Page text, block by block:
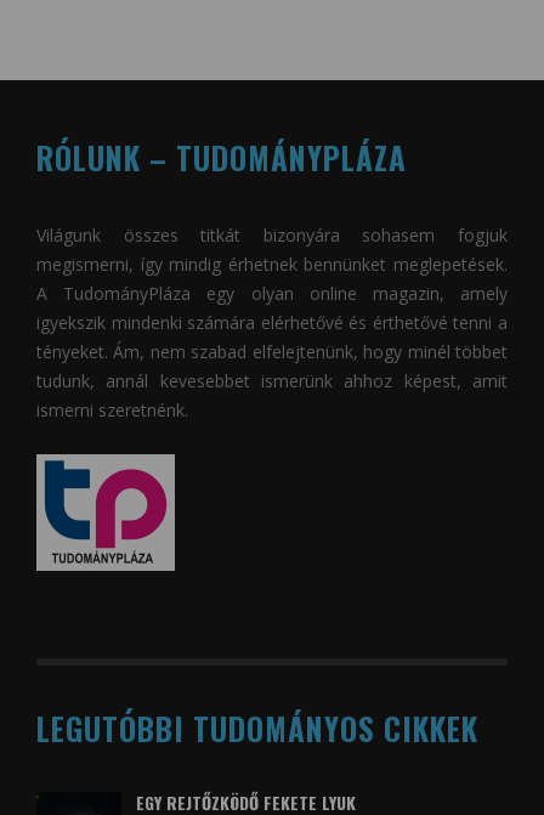
RÓLUNK – TUDOMÁNYPLÁZA
Világunk összes titkát bizonyára sohasem fogjuk
megismerni, így mindig érhetnek bennünket meglepetések.
A TudományPláza egy olyan online magazin, amely
igyekszik mindenki számára elérhetővé és érthetővé tenni a
tényeket. Ám, nem szabad elfelejtenünk, hogy minél többet
tudunk, annál kevesebbet ismerünk ahhoz képest, amit
ismerni szeretnénk.
LEGUTÓBBI TUDOMÁNYOS CIKKEK
EGY REJTŐZKÖDŐ FEKETE LYUK